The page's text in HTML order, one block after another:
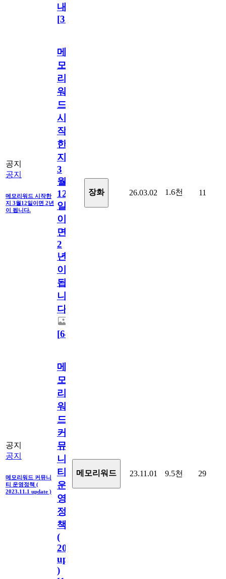
내
[31
공지
공지
메모리워드 시작한
지 3월12일이면 2년
이 됩니다.
메
모
리
워
드
시
작
한
지
3
월
12
일
이
면
2
년
이
됩
니
다.
[64
장화 26.03.02 1.6천 11
공지
공지
메모리워드 커뮤니
티 운영정책 (
2023.11.1 update )
메
모
리
워
드
커
뮤
니
티
운
영
정
책
(
2023.11.1
update
)
메모리워드 23.11.01 9.5천 29